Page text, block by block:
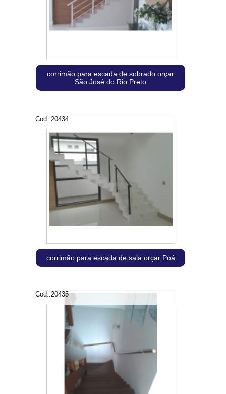
corrimão para escada de sobrado orçar
São José do Rio Preto
Cod.:20434
corrimão para escada de sala orçar Poá
Cod.:20435